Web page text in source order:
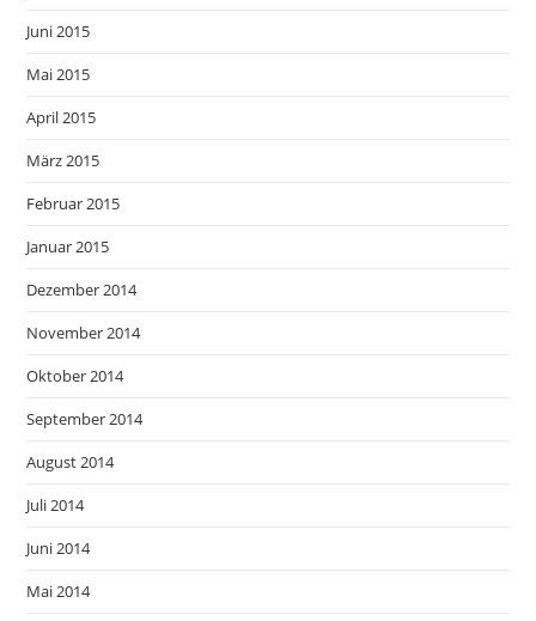
Juni 2015
Mai 2015
April 2015
März 2015
Februar 2015
Januar 2015
Dezember 2014
November 2014
Oktober 2014
September 2014
August 2014
Juli 2014
Juni 2014
Mai 2014